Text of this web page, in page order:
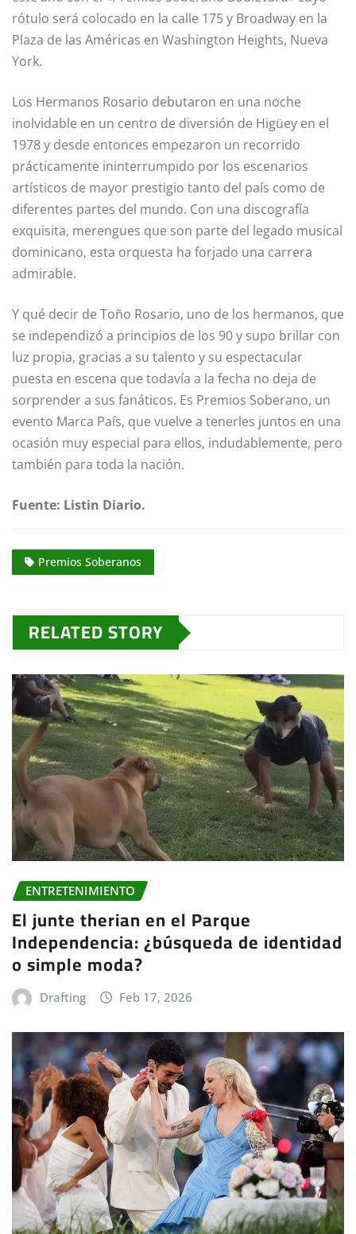
rótulo será colocado en la calle 175 y Broadway en la
Plaza de las Américas en Washington Heights, Nueva
York.
Los Hermanos Rosario debutaron en una noche
inolvidable en un centro de diversión de Higüey en el
1978 y desde entonces empezaron un recorrido
prácticamente ininterrumpido por los escenarios
artísticos de mayor prestigio tanto del país como de
diferentes partes del mundo. Con una discografía
exquisita, merengues que son parte del legado musical
dominicano, esta orquesta ha forjado una carrera
admirable.
Y qué decir de Toño Rosario, uno de los hermanos, que
se independizó a principios de los 90 y supo brillar con
luz propia, gracias a su talento y su espectacular
puesta en escena que todavía a la fecha no deja de
sorprender a sus fanáticos. Es Premios Soberano, un
evento Marca País, que vuelve a tenerles juntos en una
ocasión muy especial para ellos, indudablemente, pero
también para toda la nación.
Fuente: Listin Diario.
Premios Soberanos
RELATED STORY
ENTRETENIMIENTO
El junte therian en el Parque
Independencia: ¿búsqueda de identidad
o simple moda?
Drafting Feb 17, 2026